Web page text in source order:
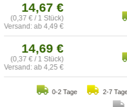
14,67 €
(0,37 € / 1 Stück)
Versand: ab 4,49 €
14,69 €
(0,37 € / 1 Stück)
Versand: ab 4,25 €
0-2 Tage 2-7